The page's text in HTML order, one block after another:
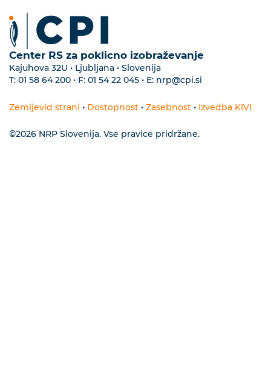
Center RS za poklicno izobraževanje
Kajuhova 32U • Ljubljana • Slovenija
T: 01 58 64 200 • F: 01 54 22 045 • E: nrp@cpi.si
Zemljevid strani • Dostopnost • Zasebnost • Izvedba KIVI
©2026 NRP Slovenija. Vse pravice pridržane.